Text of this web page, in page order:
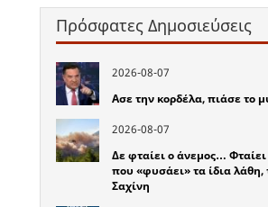
Πρόσφατες Δημοσιεύσεις
2026-08-07
Ασε την κορδέλα, πιάσε το
2026-08-07
Δε φταίει ο άνεμος… Φταίει
που «φυσάει» τα ίδια λάθη,
Σαχίνη